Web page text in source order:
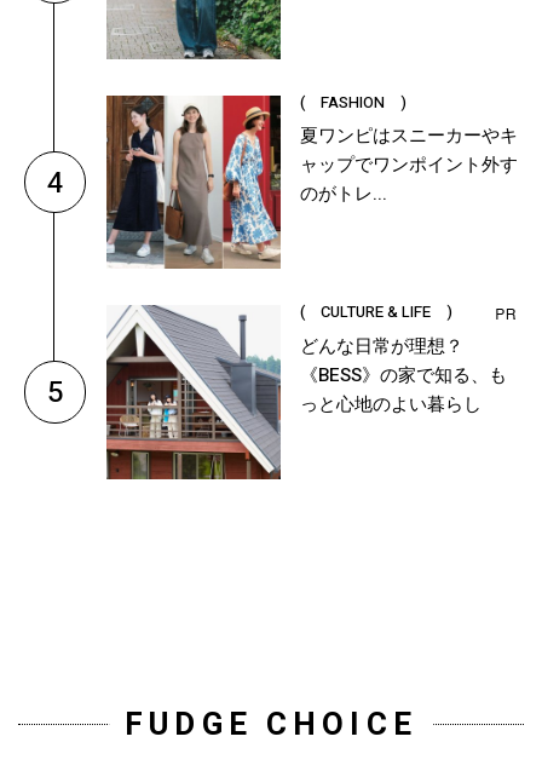
4
( FASHION )
夏ワンピはスニーカーやキ
ャップでワンポイント外す
のがトレ...
5
( CULTURE & LIFE )
どんな日常が理想？
《BESS》の家で知る、も
っと心地のよい暮らし
FUDGE CHOICE